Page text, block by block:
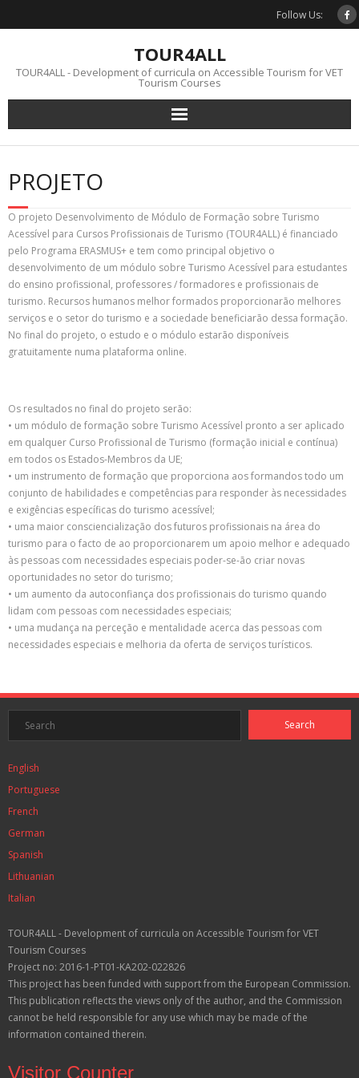
Follow Us:
TOUR4ALL
TOUR4ALL - Development of curricula on Accessible Tourism for VET
Tourism Courses
PROJETO
O projeto Desenvolvimento de Módulo de Formação sobre Turismo
Acessível para Cursos Profissionais de Turismo (TOUR4ALL) é financiado
pelo Programa ERASMUS+ e tem como principal objetivo o
desenvolvimento de um módulo sobre Turismo Acessível para estudantes
do ensino profissional, professores / formadores e profissionais de
turismo. Recursos humanos melhor formados proporcionarão melhores
serviços e o setor do turismo e a sociedade beneficiarão dessa formação.
No final do projeto, o estudo e o módulo estarão disponíveis
gratuitamente numa plataforma online.
Os resultados no final do projeto serão:
• um módulo de formação sobre Turismo Acessível pronto a ser aplicado
em qualquer Curso Profissional de Turismo (formação inicial e contínua)
em todos os Estados-Membros da UE;
• um instrumento de formação que proporciona aos formandos todo um
conjunto de habilidades e competências para responder às necessidades
e exigências específicas do turismo acessível;
• uma maior consciencialização dos futuros profissionais na área do
turismo para o facto de ao proporcionarem um apoio melhor e adequado
às pessoas com necessidades especiais poder-se-ão criar novas
oportunidades no setor do turismo;
• um aumento da autoconfiança dos profissionais do turismo quando
lidam com pessoas com necessidades especiais;
• uma mudança na perceção e mentalidade acerca das pessoas com
necessidades especiais e melhoria da oferta de serviços turísticos.
English
Portuguese
French
German
Spanish
Lithuanian
Italian
TOUR4ALL - Development of curricula on Accessible Tourism for VET
Tourism Courses
Project no: 2016-1-PT01-KA202-022826
This project has been funded with support from the European Commission.
This publication reflects the views only of the author, and the Commission
cannot be held responsible for any use which may be made of the
information contained therein.
Visitor Counter